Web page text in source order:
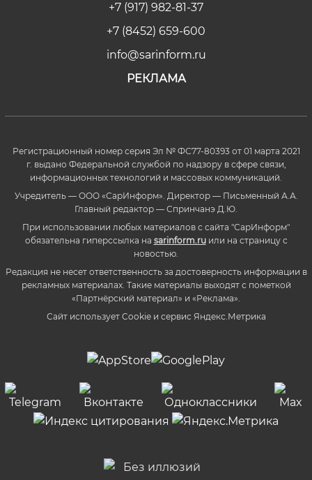
+7 (917) 982-81-37
+7 (8452) 659-600
info@sarinform.ru
РЕКЛАМА
Регистрационный номер серия Эл № ФС77-80393 от 01 марта 2021
г. выдано Федеральной службой по надзору в сфере связи,
информационных технологий и массовых коммуникаций.
Учредитель — ООО «СарИнформ». Директор — Письменный А.А.
Главный редактор — Спринчанэ Д.Ю.
При использовании любых материалов с сайта "СарИнформ"
обязательна гиперссылка на sarinform.ruили на страницу с
новостью.
Редакция не несет ответственность за достоверность информации в
рекламных материалах. Такие материалы выходят с пометкой
«Партнёрский материал» и «Реклама».
Сайт использует Cookie и сервиc Яндекс.Метрика